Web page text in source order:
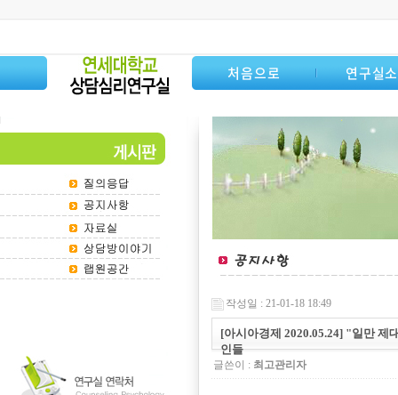
처음으로 연구실
작성일 : 21-01-18 18:49
[아시아경제 2020.05.24] "일만 제
인들
글쓴이 : 최고관리자